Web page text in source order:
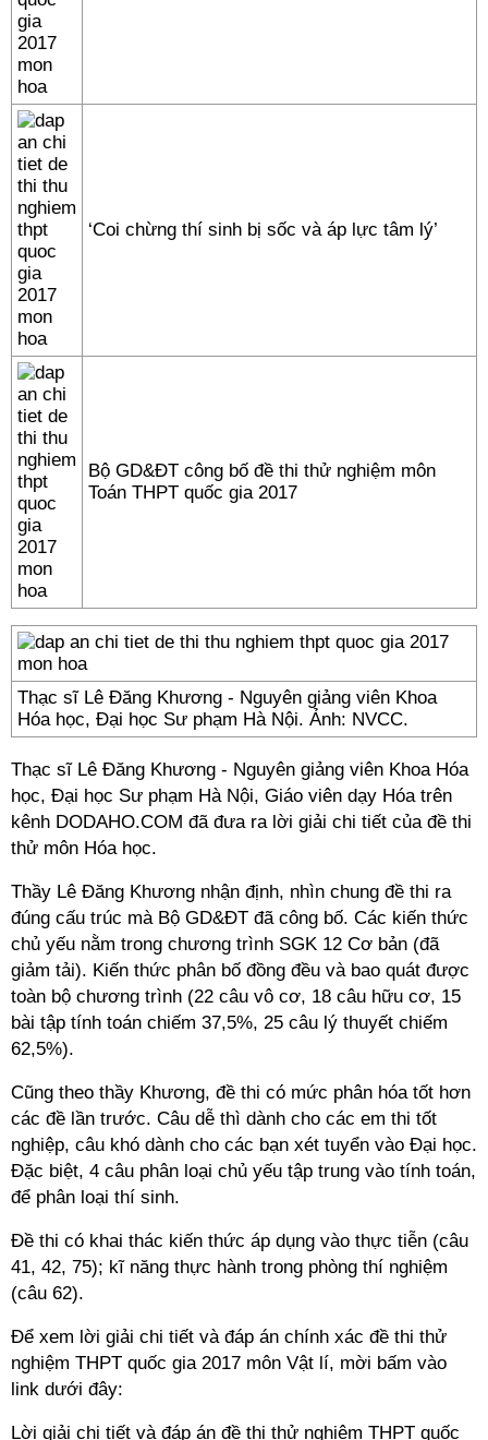
‘Coi chừng thí sinh bị sốc và áp lực tâm lý’
Bộ GD&ĐT công bố đề thi thử nghiệm môn
Toán THPT quốc gia 2017
Thạc sĩ Lê Đăng Khương - Nguyên giảng viên Khoa
Hóa học, Đại học Sư phạm Hà Nội. Ảnh: NVCC.
Thạc sĩ Lê Đăng Khương - Nguyên giảng viên Khoa Hóa
học, Đại học Sư phạm Hà Nội, Giáo viên dạy Hóa trên
kênh DODAHO.COM đã đưa ra lời giải chi tiết của đề thi
thử môn Hóa học.
Thầy Lê Đăng Khương nhận định, nhìn chung đề thi ra
đúng cấu trúc mà Bộ GD&ĐT đã công bố. Các kiến thức
chủ yếu nằm trong chương trình SGK 12 Cơ bản (đã
giảm tải). Kiến thức phân bố đồng đều và bao quát được
toàn bộ chương trình (22 câu vô cơ, 18 câu hữu cơ, 15
bài tập tính toán chiếm 37,5%, 25 câu lý thuyết chiếm
62,5%).
Cũng theo thầy Khương, đề thi có mức phân hóa tốt hơn
các đề lần trước. Câu dễ thì dành cho các em thi tốt
nghiệp, câu khó dành cho các bạn xét tuyển vào Đại học.
Đặc biệt, 4 câu phân loại chủ yếu tập trung vào tính toán,
để phân loại thí sinh.
Đề thi có khai thác kiến thức áp dụng vào thực tiễn (câu
41, 42, 75); kĩ năng thực hành trong phòng thí nghiệm
(câu 62).
Để xem lời giải chi tiết và đáp án chính xác đề thi thử
nghiệm THPT quốc gia 2017 môn Vật lí, mời bấm vào
link dưới đây:
Lời giải chi tiết và đáp án đề thi thử nghiệm THPT quốc